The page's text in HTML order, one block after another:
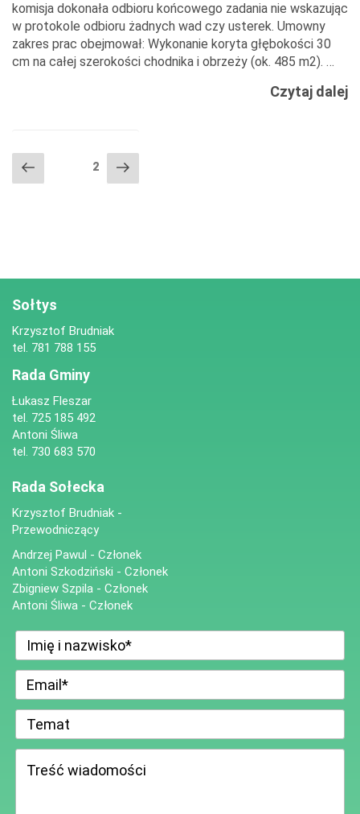
komisja dokonała odbioru końcowego zadania nie wskazując
w protokole odbioru żadnych wad czy usterek. Umowny
zakres prac obejmował: Wykonanie koryta głębokości 30
cm na całej szerokości chodnika i obrzeży (ok. 485 m2). …
Czytaj dalej
NAWIGACJA
PO
Poprzednia
strona
2
Następna
strona
Sołtys
Krzysztof Brudniak
tel. 781 788 155
Rada Gminy
Łukasz Fleszar
tel. 725 185 492
Antoni Śliwa
tel. 730 683 570
Rada Sołecka
Krzysztof Brudniak -
Przewodniczący
Andrzej Pawul - Członek
Antoni Szkodziński - Członek
Zbigniew Szpila - Członek
Antoni Śliwa - Członek